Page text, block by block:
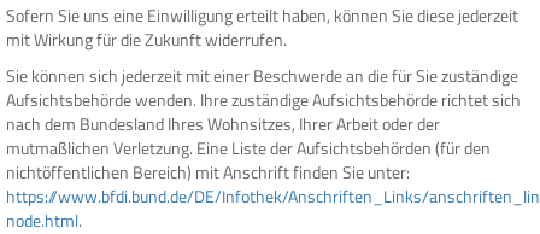
Sofern Sie uns eine Einwilligung erteilt haben, können Sie diese jederzeit
mit Wirkung für die Zukunft widerrufen.
Sie können sich jederzeit mit einer Beschwerde an die für Sie zuständige
Aufsichtsbehörde wenden. Ihre zuständige Aufsichtsbehörde richtet sich
nach dem Bundesland Ihres Wohnsitzes, Ihrer Arbeit oder der
mutmaßlichen Verletzung. Eine Liste der Aufsichtsbehörden (für den
nichtöffentlichen Bereich) mit Anschrift finden Sie unter:
https://www.bfdi.bund.de/DE/Infothek/Anschriften_Links/
node.html.